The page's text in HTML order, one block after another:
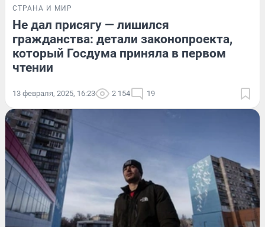
СТРАНА И МИР
Не дал присягу — лишился
гражданства: детали законопроекта,
который Госдума приняла в первом
чтении
13 февраля, 2025, 16:23 2 154 19